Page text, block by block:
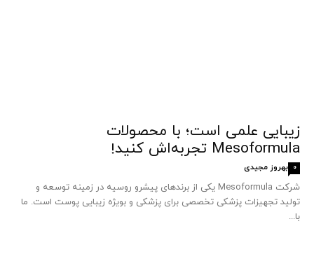
زیبایی علمی است؛ با محصولات
Mesoformula تجربه‌اش کنید!
بهروز مجیدی 0
شرکت Mesoformula یکی از برندهای پیشرو روسیه در زمینه توسعه و
تولید تجهیزات پزشکی تخصصی برای پزشکی و بویژه زیبایی پوست است. ما
با...